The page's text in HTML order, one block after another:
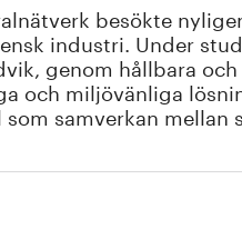
besökte
industri. Under
genom hållbara
och miljövänliga
samverkan